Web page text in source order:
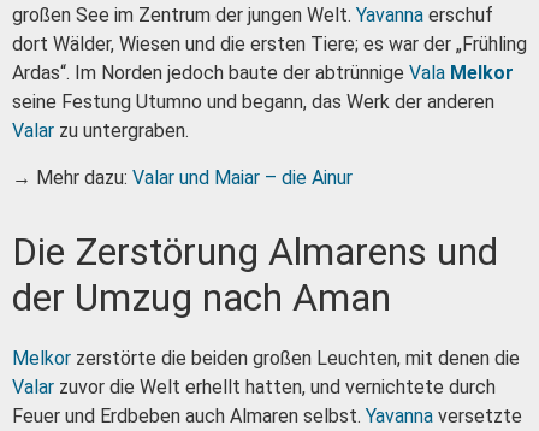
großen See im Zentrum der jungen Welt. Yavanna erschuf
dort Wälder, Wiesen und die ersten Tiere; es war der „Frühling
Ardas“. Im Norden jedoch baute der abtrünnige Vala Melkor
seine Festung Utumno und begann, das Werk der anderen
Valar zu untergraben.
→ Mehr dazu: Valar und Maiar – die Ainur
Die Zerstörung Almarens und
der Umzug nach Aman
Melkor zerstörte die beiden großen Leuchten, mit denen die
Valar zuvor die Welt erhellt hatten, und vernichtete durch
Feuer und Erdbeben auch Almaren selbst. Yavanna versetzte